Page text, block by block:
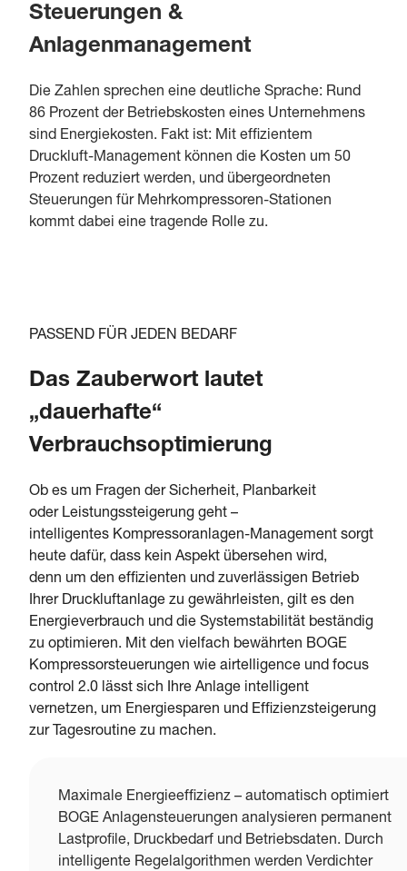
Steuerungen &
Anlagenmanagement
Die Zahlen sprechen eine deutliche Sprache: Rund
86 Prozent der Betriebskosten eines Unternehmens
sind Energiekosten. Fakt ist: Mit effizientem
Druckluft-Management können die Kosten um 50
Prozent reduziert werden, und übergeordneten
Steuerungen für Mehrkompressoren-Stationen
kommt dabei eine tragende Rolle zu.
PASSEND FÜR JEDEN BEDARF
Das Zauberwort lautet
„dauerhafte“
Verbrauchsoptimierung
Ob es um Fragen der Sicherheit, Planbarkeit
oder Leistungssteigerung geht –
intelligentes Kompressoranlagen-Management sorgt
heute dafür, dass kein Aspekt übersehen wird,
denn um den effizienten und zuverlässigen Betrieb
Ihrer Druckluftanlage zu gewährleisten, gilt es den
Energieverbrauch und die Systemstabilität beständig
zu optimieren. Mit den vielfach bewährten BOGE
Kompressorsteuerungen wie airtelligence und focus
control 2.0 lässt sich Ihre Anlage intelligent
vernetzen, um Energiesparen und Effizienzsteigerung
zur Tagesroutine zu machen.
Maximale Energieeffizienz – automatisch optimiert
BOGE Anlagensteuerungen analysieren permanent
Lastprofile, Druckbedarf und Betriebsdaten. Durch
intelligente Regelalgorithmen werden Verdichter